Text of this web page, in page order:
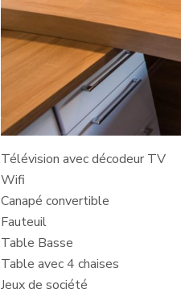
Télévision avec décodeur TV
Wifi
Canapé convertible
Fauteuil
Table Basse
Table avec 4 chaises
Jeux de société